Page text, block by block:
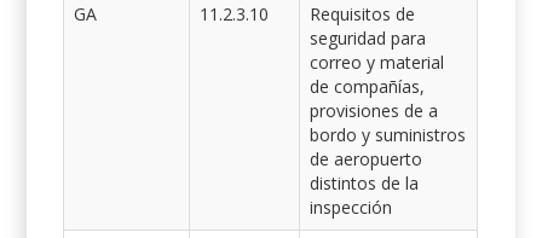
GA
11.2.3.10
Requisitos de
seguridad para
correo y material
de compañías,
provisiones de a
bordo y suministros
de aeropuerto
distintos de la
inspección